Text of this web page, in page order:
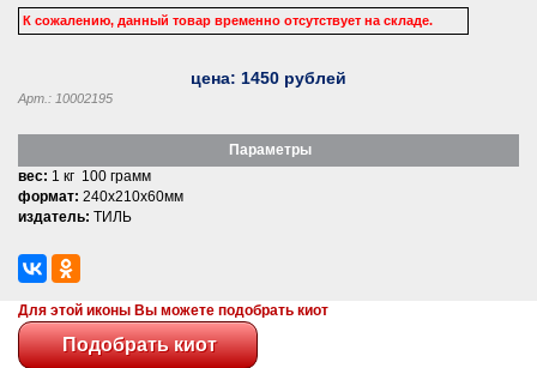
К сожалению, данный товар временно отсутствует на складе.
цена: 1450 рублей
Арт.: 10002195
Параметры
вес: 1 кг 100 грамм
формат: 240x210x60мм
издатель: ТИЛЬ
Для этой иконы Вы можете подобрать киот